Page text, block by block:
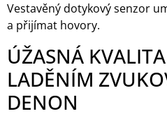
Vestavěný dotykový senzor
a přijímat hovory.
ÚŽASNÁ
LADĚNÍM
DENON